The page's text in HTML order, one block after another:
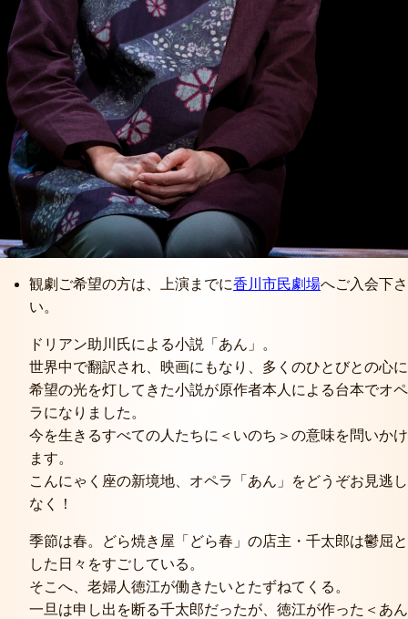
観劇ご希望の方は、上演までに香川市民劇場へご入会下さ
い。
ドリアン助川氏による小説「あん」。
世界中で翻訳され、映画にもなり、多くのひとびとの心に
希望の光を灯してきた小説が原作者本人による台本でオペ
ラになりました。
今を生きるすべての人たちに＜いのち＞の意味を問いかけ
ます。
こんにゃく座の新境地、オペラ「あん」をどうぞお見逃し
なく！
季節は春。どら焼き屋「どら春」の店主・千太郎は鬱屈と
した日々をすごしている。
そこへ、老婦人徳江が働きたいとたずねてくる。
一旦は申し出を断る千太郎だったが、徳江が作った＜あん